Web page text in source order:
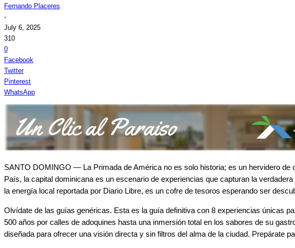
Fernando Placeres
-
July 6, 2025
310
0
Facebook
Twitter
Pinterest
WhatsApp
SANTO DOMINGO — La Primada de América no es solo historia; es un hervidero
País, la capital dominicana es un escenario de experiencias que capturan la
la energía local reportada por Diario Libre, es un cofre de tesoros esperando ser
Olvídate de las guías genéricas. Esta es la guía definitiva con 8 experiencias únicas
500 años por calles de adoquines hasta una inmersión total en los sabores de su
diseñada para ofrecer una visión directa y sin filtros del alma de la ciudad. Prepárate